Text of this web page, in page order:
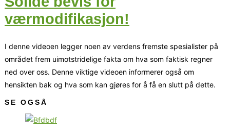
værmodifikasjon!
I denne videoen legger noen av verdens fremste spesialister på
området frem uimotstridelige fakta om hva som faktisk regner
ned over oss. Denne viktige videoen informerer også om
hensikten bak og hva som kan gjøres for å få en slutt på dette.
SE OGSÅ